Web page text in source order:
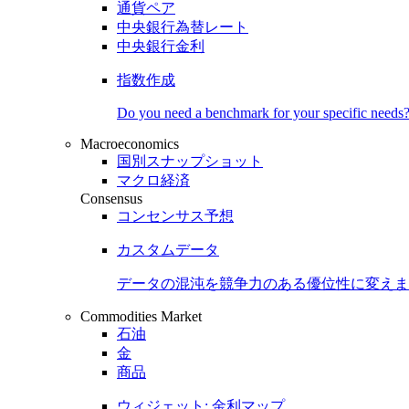
通貨ペア
中央銀行為替レート
中央銀行金利
指数作成
Do you need a benchmark for your specific needs?
Macroeconomics
国別スナップショット
マクロ経済
Consensus
コンセンサス予想
カスタムデータ
データの混沌を競争力のある優位性に変え
Commodities Market
石油
金
商品
ウィジェット: 金利マップ